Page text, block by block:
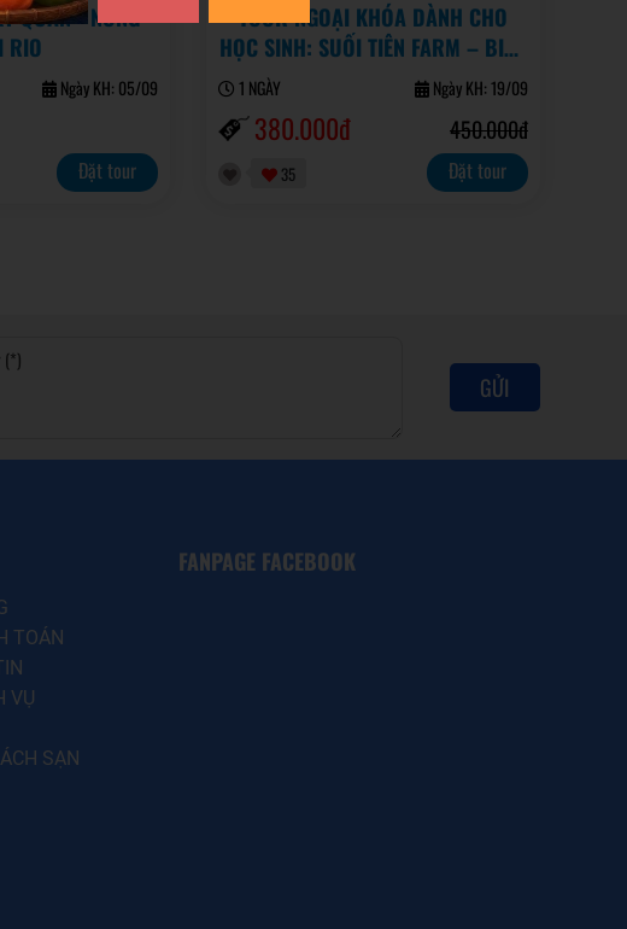
QUAN - NÔNG
RIO
Ngày KH: 05/09
Đặt tour
TOUR NGOẠI KHÓA DÀNH CHO
HỌC SINH: SUỐI TIÊN FARM – BIỂN
TIÊN ĐỒNG NGỌC NỮ
1 NGÀY Ngày KH: 19/09
380.000đ 450.000đ
35 Đặt tour
GỬI
TOÁN
VỤ
SẠN
FANPAGE FACEBOOK